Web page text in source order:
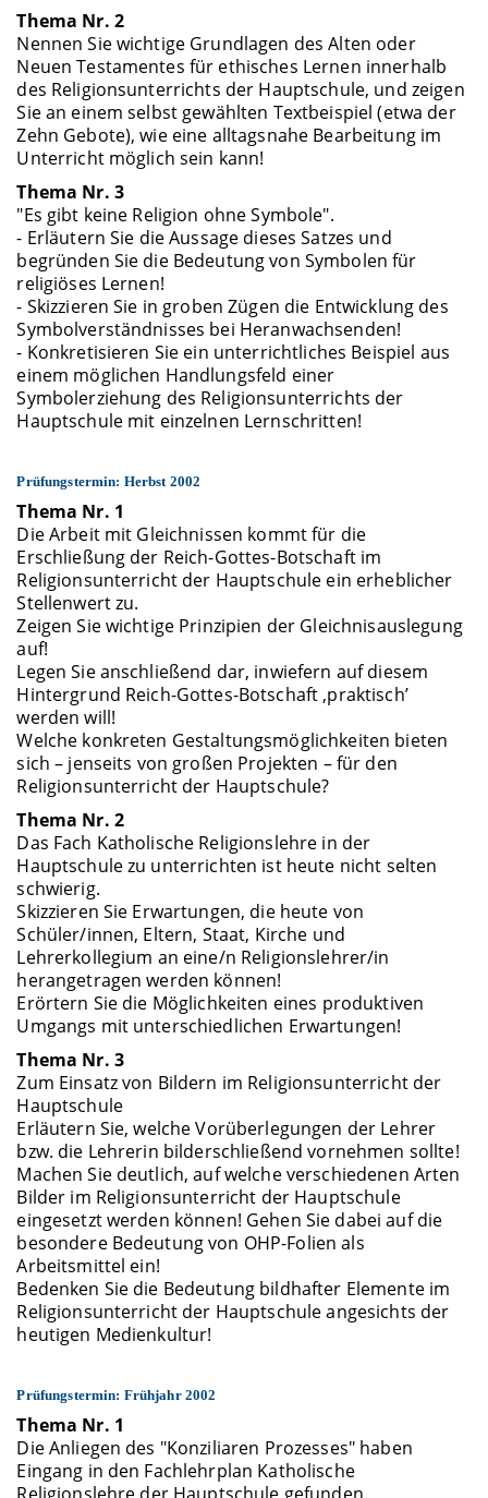
Thema Nr. 2
Nennen Sie wichtige Grundlagen des Alten oder
Neuen Testamentes für ethisches Lernen innerhalb
des Religionsunterrichts der Hauptschule, und zeigen
Sie an einem selbst gewählten Textbeispiel (etwa der
Zehn Gebote), wie eine alltagsnahe Bearbeitung im
Unterricht möglich sein kann!
Thema Nr. 3
"Es gibt keine Religion ohne Symbole".
- Erläutern Sie die Aussage dieses Satzes und
begründen Sie die Bedeutung von Symbolen für
religiöses Lernen!
- Skizzieren Sie in groben Zügen die Entwicklung des
Symbolverständnisses bei Heranwachsenden!
- Konkretisieren Sie ein unterrichtliches Beispiel aus
einem möglichen Handlungsfeld einer
Symbolerziehung des Religionsunterrichts der
Hauptschule mit einzelnen Lernschritten!
Prüfungstermin: Herbst 2002
Thema Nr. 1
Die Arbeit mit Gleichnissen kommt für die
Erschließung der Reich-Gottes-Botschaft im
Religionsunterricht der Hauptschule ein erheblicher
Stellenwert zu.
Zeigen Sie wichtige Prinzipien der Gleichnisauslegung
auf!
Legen Sie anschließend dar, inwiefern auf diesem
Hintergrund Reich-Gottes-Botschaft ‚praktisch’
werden will!
Welche konkreten Gestaltungsmöglichkeiten bieten
sich – jenseits von großen Projekten – für den
Religionsunterricht der Hauptschule?
Thema Nr. 2
Das Fach Katholische Religionslehre in der
Hauptschule zu unterrichten ist heute nicht selten
schwierig.
Skizzieren Sie Erwartungen, die heute von
Schüler/innen, Eltern, Staat, Kirche und
Lehrerkollegium an eine/n Religionslehrer/in
herangetragen werden können!
Erörtern Sie die Möglichkeiten eines produktiven
Umgangs mit unterschiedlichen Erwartungen!
Thema Nr. 3
Zum Einsatz von Bildern im Religionsunterricht der
Hauptschule
Erläutern Sie, welche Vorüberlegungen der Lehrer
bzw. die Lehrerin bilderschließend vornehmen sollte!
Machen Sie deutlich, auf welche verschiedenen Arten
Bilder im Religionsunterricht der Hauptschule
eingesetzt werden können! Gehen Sie dabei auf die
besondere Bedeutung von OHP-Folien als
Arbeitsmittel ein!
Bedenken Sie die Bedeutung bildhafter Elemente im
Religionsunterricht der Hauptschule angesichts der
heutigen Medienkultur!
Prüfungstermin: Frühjahr 2002
Thema Nr. 1
Die Anliegen des "Konziliaren Prozesses" haben
Eingang in den Fachlehrplan Katholische